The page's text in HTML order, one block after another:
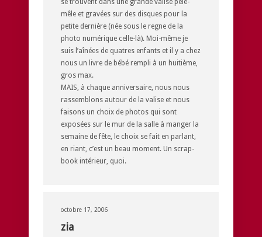
se trouvent dans une grande valise pêle-
mêle et gravées sur des disques pour la
petite dernière (née sous le regne de la
photo numérique celle-là). Moi-même je
suis l’aînées de quatres enfants et il y a chez
nous un livre de bébé rempli à un huitième,
gros max.
MAIS, à chaque anniversaire, nous nous
rassemblons autour de la valise et nous
faisons un choix de photos qui sont
exposées sur le mur de la salle à manger la
semaine de fête, le choix se fait en parlant,
en riant, c’est un beau moment. Un scrap-
book intérieur, quoi.
octobre 17, 2006
zia